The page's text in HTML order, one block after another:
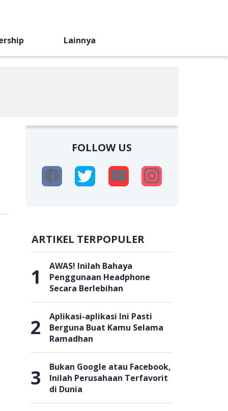
Lainnya
FOLLOW US
ARTIKEL TERPOPULER
1
AWAS! Inilah Bahaya
Penggunaan Headphone
Secara Berlebihan
2
Aplikasi-aplikasi Ini Pasti
Berguna Buat Kamu Selama
Ramadhan
3
Bukan Google atau Facebook,
Inilah Perusahaan Terfavorit
di Dunia